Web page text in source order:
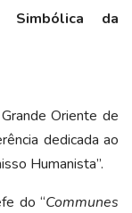
Oriente de
dedicada ao
Humanista”.
do “Communes